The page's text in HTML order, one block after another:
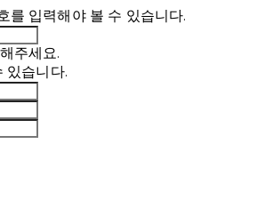
를 입력해야 볼 수 있습니다.
주세요.
있습니다.